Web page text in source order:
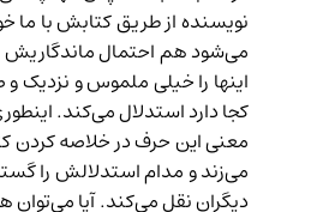
نویسنده از طریق کتابش با
می‌شود هم احتمال ماندگاریش
اینها را خیلی ملموس و نزدیک
کجا دارد استدلال می‌کند.
معنی این حرف در خلاصه کردن
می‌زند و مدام استدلالش را
دیگران نقل می‌کند. آیا